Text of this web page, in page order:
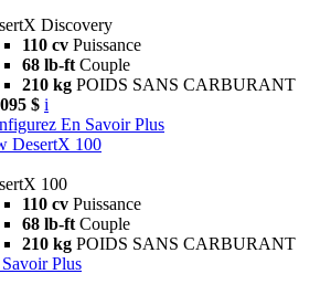
Discovery
110 cv Puissance
68 lb-ft Couple
210 kg POIDS SANS CARBURANT
$ i
En Savoir Plus
DesertX 100
100
110 cv Puissance
68 lb-ft Couple
210 kg POIDS SANS CARBURANT
Plus